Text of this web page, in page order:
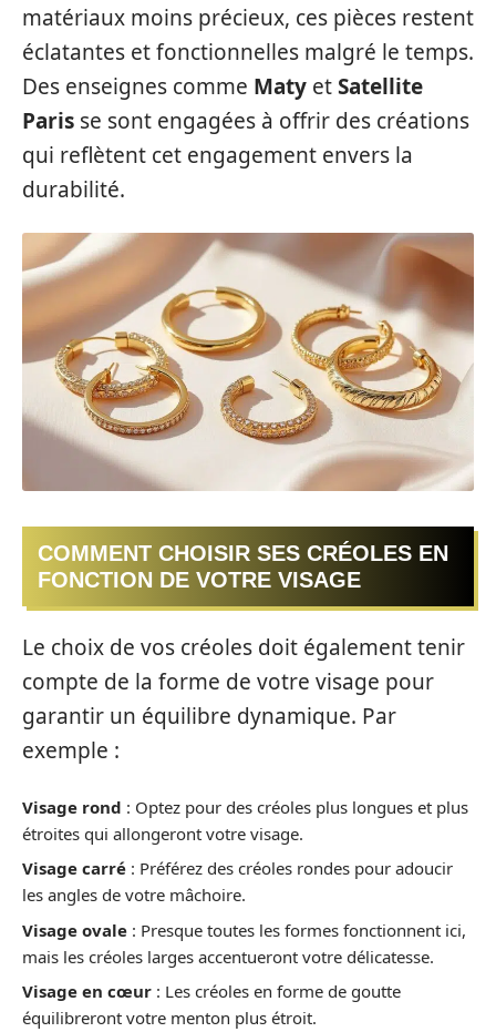
matériaux moins précieux, ces pièces restent
éclatantes et fonctionnelles malgré le temps.
Des enseignes comme Maty etSatellite
Paris se sont engagées à offrir des créations
qui reflètent cet engagement envers la
durabilité.
COMMENT CHOISIR SES CRÉOLES EN
FONCTION DE VOTRE VISAGE
Le choix de vos créoles doit également tenir
compte de la forme de votre visage pour
garantir un équilibre dynamique. Par
exemple :
Visage rond : Optez pour des créoles plus longues et plus
étroites qui allongeront votre visage.
Visage carré : Préférez des créoles rondes pour adoucir
les angles de votre mâchoire.
Visage ovale : Presque toutes les formes fonctionnent ici,
mais les créoles larges accentueront votre délicatesse.
Visage en cœur : Les créoles en forme de goutte
équilibreront votre menton plus étroit.